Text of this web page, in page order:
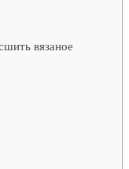
вязаное